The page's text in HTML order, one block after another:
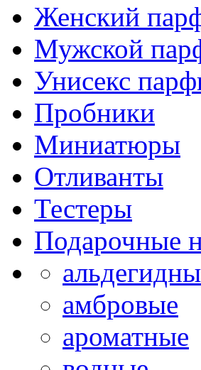
Женский
Мужской
Унисекс
Пробники
Миниатюры
Отливанты
Тестеры
Подарочные
амбровые
ароматные